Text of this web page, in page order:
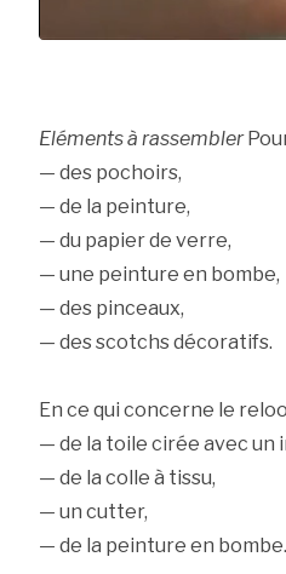
Eléments à rassembler
— des pochoirs,
— de la peinture,
— du papier de verre,
— une peinture en bombe,
— des pinceaux,
— des scotchs décoratifs.
En ce qui concerne le
— de la toile cirée avec
— de la colle à tissu,
— un cutter,
— de la peinture en bombe.